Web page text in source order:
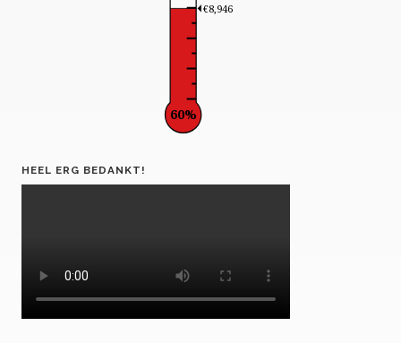
€8,946
60%
HEEL ERG BEDANKT!